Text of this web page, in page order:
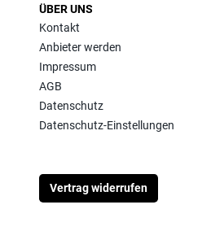
ÜBER UNS
Kontakt
Anbieter werden
Impressum
AGB
Datenschutz
Datenschutz-Einstellungen
Vertrag widerrufen